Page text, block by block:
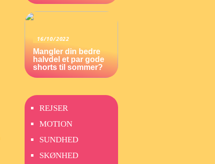
16/10/2022
Mangler din bedre
halvdel et par gode
shorts til sommer?
REJSER
MOTION
SUNDHED
SKØNHED